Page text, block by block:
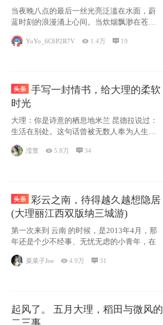
当夜晚八点的最后一丝光亮泛滥在水面，蔚
蓝时刻的浪漫涌上心间。当炊烟飘渺在苍山
YoYo_6C6P2R7V  1.4万  19
手写一封情书，给大理的柔软
时光
大理：你是诗意的栖息地米兰 昆德拉说过：
生活在别处。这句话曾被无数人奉为人生信
条，并
滢萱 5.8万 34
彩云之南，待得越久越想隐居
(大理丽江西双版纳三城游)
第一次来到 云南 的时候，是2013年4月，那
年还是个少不经事、无忧无虑的小青年，在
菜菜子Joe 4.9万  31
起风了。 五月大理，稻田与微风的